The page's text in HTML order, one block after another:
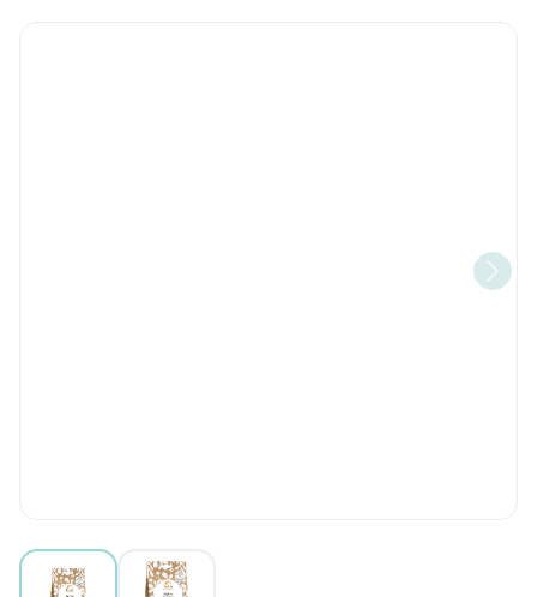
View larger imageView larger image